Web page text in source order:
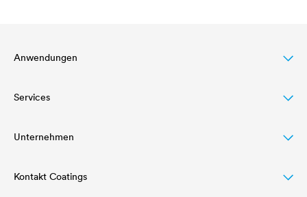
Anwendungen
Dachbeschichtung
Holzlasur
Agrarwirtschaft
Services
Download
Referenzen
Unternehmen
Struktur
Kontakt Coatings